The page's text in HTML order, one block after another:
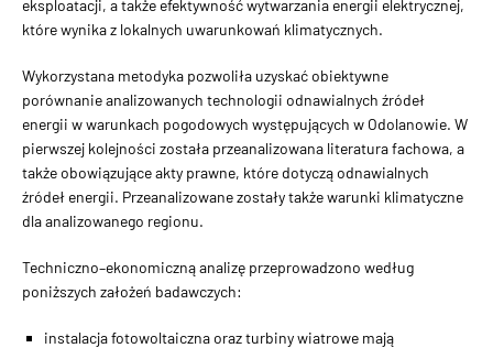
eksploatacji, a także efektywność wytwarzania energii elektrycznej,
które wynika z lokalnych uwarunkowań klimatycznych.
Wykorzystana metodyka pozwoliła uzyskać obiektywne
porównanie analizowanych technologii odnawialnych źródeł
energii w warunkach pogodowych występujących w Odolanowie. W
pierwszej kolejności została przeanalizowana literatura fachowa, a
także obowiązujące akty prawne, które dotyczą odnawialnych
źródeł energii. Przeanalizowane zostały także warunki klimatyczne
dla analizowanego regionu.
Techniczno–ekonomiczną analizę przeprowadzono według
poniższych założeń badawczych:
instalacja fotowoltaiczna oraz turbiny wiatrowe mają